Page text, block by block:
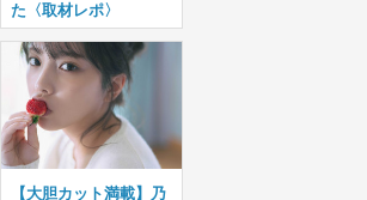
た〈取材レポ〉
【大胆カット満載】乃